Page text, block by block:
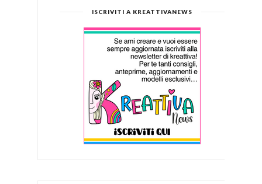
ISCRIVITI A KREATTIVANEWS